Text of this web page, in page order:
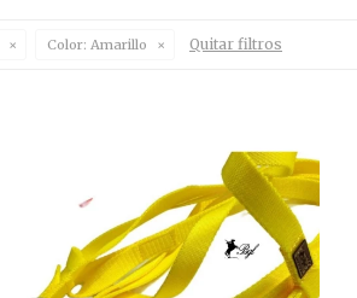
Color: Amarillo Quitar filtros